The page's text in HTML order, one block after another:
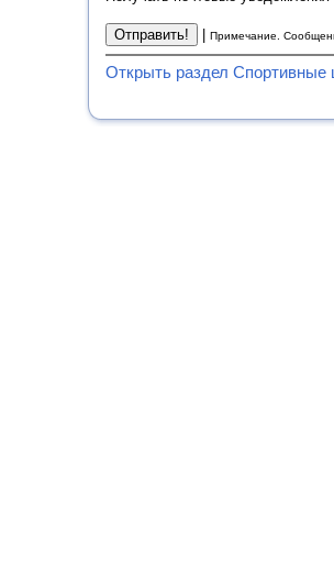
Примечание.
Открыть раздел